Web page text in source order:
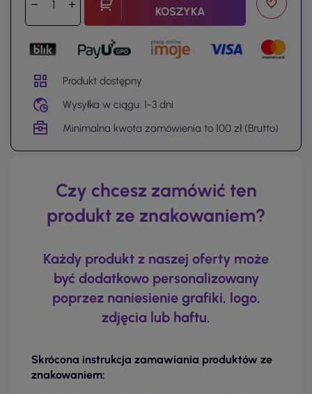
KOSZYKA
Produkt dostępny
Wysyłka w ciągu: 1-3 dni
Minimalna kwota zamówienia to 100 zł (Brutto)
Czy chcesz zamówić ten
produkt ze znakowaniem?
Każdy produkt z naszej oferty może
być dodatkowo personalizowany
poprzez naniesienie grafiki, logo,
zdjęcia lub haftu.
Skrócona instrukcja zamawiania produktów ze
znakowaniem: